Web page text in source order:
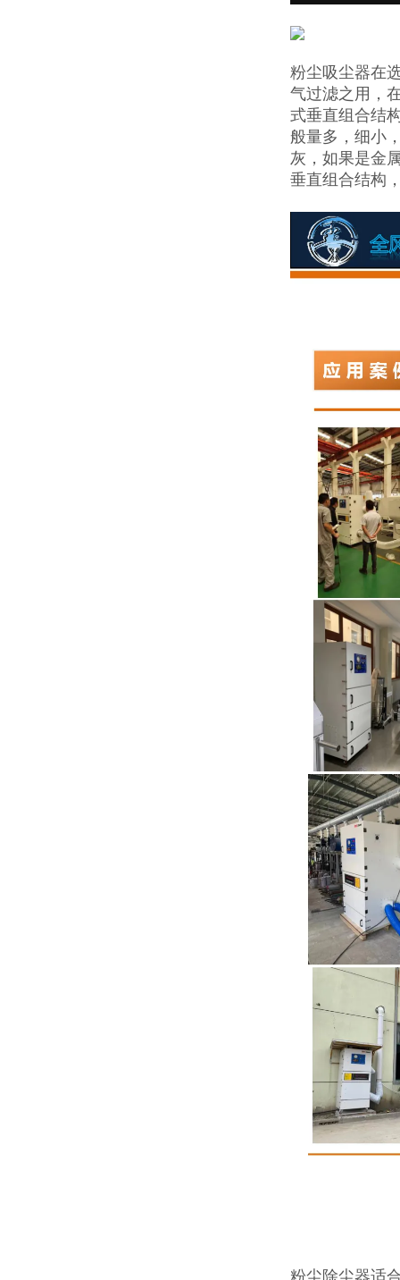
粉尘吸尘器在
气过滤之用，
式垂直组合结
般量多，细小
灰，如果是金
垂直组合结构
粉尘除尘器适